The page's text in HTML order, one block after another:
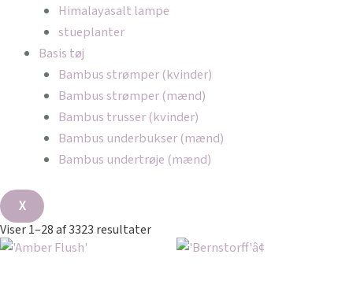
Himalayasalt lampe
stueplanter
Basis tøj
Bambus strømper (kvinder)
Bambus strømper (mænd)
Bambus trusser (kvinder)
Bambus underbukser (mænd)
Bambus undertrøje (mænd)
X
Viser 1–28 af 3323 resultater